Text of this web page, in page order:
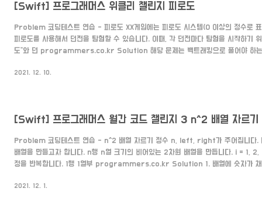
[Swift] 프로그래머스 위클리 챌린지 피로도
Problem 코딩테스트 연습 - 피로도 XX게임에는 피로도 시스템(0 이상의 정수로
피로도를 사용해서 던전을 탐험할 수 있습니다. 이때, 각 던전마다 탐험을 시작하기
도"와 던 programmers.co.kr Solution 해당 문제는 백트래킹으로 풀어야 하는
k:Int, _ dungeons:[[Int]]) -> Int { var answer:Int = 0
2021. 12. 10.
[Swift] 프로그래머스 월간 코드 챌린지 3 n^2 배열 자르기
Problem 코딩테스트 연습 - n^2 배열 자르기 정수 n, left, right가 주어집니다.
배열을 만들고자 합니다. n행 n열 크기의 비어있는 2차원 배열을 만듭니다. i = 1,
정을 반복합니다. 1행 1열부 programmers.co.kr Solution 1. 배열에 숫자가 채
이고 i가 5라면 5번째 행은 5가 5개가 먼저 채워집니다. -> [5,5,5,5,5] 그리고
2021. 12. 1.